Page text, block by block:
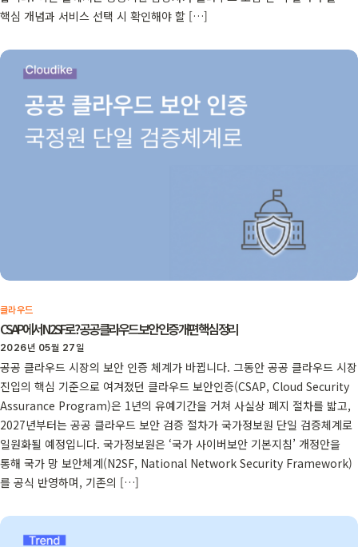
핵심 개념과 서비스 선택 시 확인해야 할 […]
클라우드
CSAP에서 N2SF로? 공공 클라우드 보안 인증 개편 핵심 정리
2026년 05월 27일
공공 클라우드 시장의 보안 인증 체계가 바뀝니다. 그동안 공공 클라우드 시장
진입의 핵심 기준으로 여겨졌던 클라우드 보안인증(CSAP, Cloud Security
Assurance Program)은 1년의 유예기간을 거쳐 사실상 폐지 절차를 밟고,
2027년부터는 공공 클라우드 보안 검증 절차가 국가정보원 단일 검증체계로
일원화될 예정입니다. 국가정보원은 ‘국가 사이버보안 기본지침’ 개정안을
통해 국가 망 보안체계(N2SF, National Network Security Framework)
를 공식 반영하며, 기존의 […]